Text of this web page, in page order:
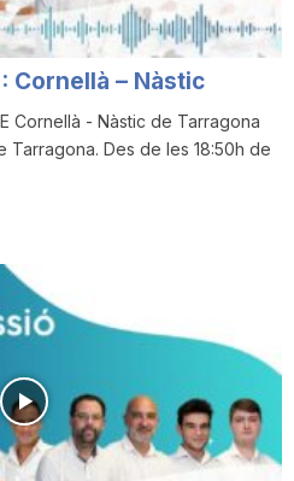
Cornellà – Nàstic
Cornellà - Nàstic de Tarragona
Des de les 18:50h de